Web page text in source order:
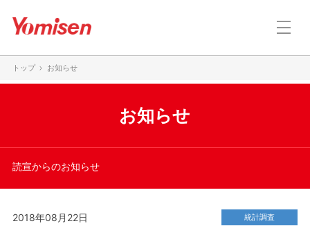
トップ お知らせ
お知らせ
読宣からのお知らせ
2018年08月22日 統計調査